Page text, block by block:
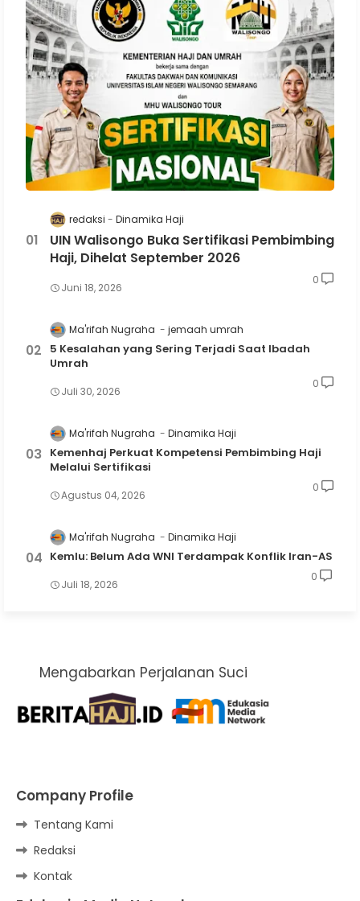
redaksi Dinamika Haji
UIN Walisongo Buka Sertifikasi Pembimbing
Haji, Dihelat September 2026
Juni 18, 2026
0
Ma'rifah Nugraha jemaah umrah
5 Kesalahan yang Sering Terjadi Saat Ibadah
Umrah
Juli 30, 2026
0
Ma'rifah Nugraha Dinamika Haji
Kemenhaj Perkuat Kompetensi Pembimbing Haji
Melalui Sertifikasi
Agustus 04, 2026
0
Ma'rifah Nugraha Dinamika Haji
Kemlu: Belum Ada WNI Terdampak Konflik Iran-AS
Juli 18, 2026
0
Mengabarkan Perjalanan Suci
Company Profile
Tentang Kami
Redaksi
Kontak